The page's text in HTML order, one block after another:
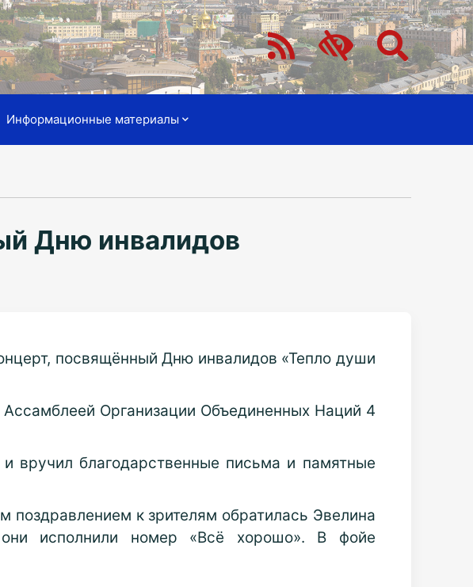
Информационные материалы
Дню инвалидов
посвящённый Дню инвалидов «Тепло души
Организации Объединенных Наций 4
вручил благодарственные письма и памятные
поздравлением к зрителям обратилась Эвелина
исполнили номер «Всё хорошо». В фойе